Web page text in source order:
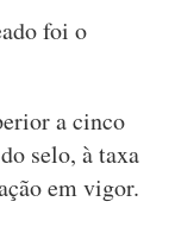
foi o
a cinco
selo, à taxa
em vigor.